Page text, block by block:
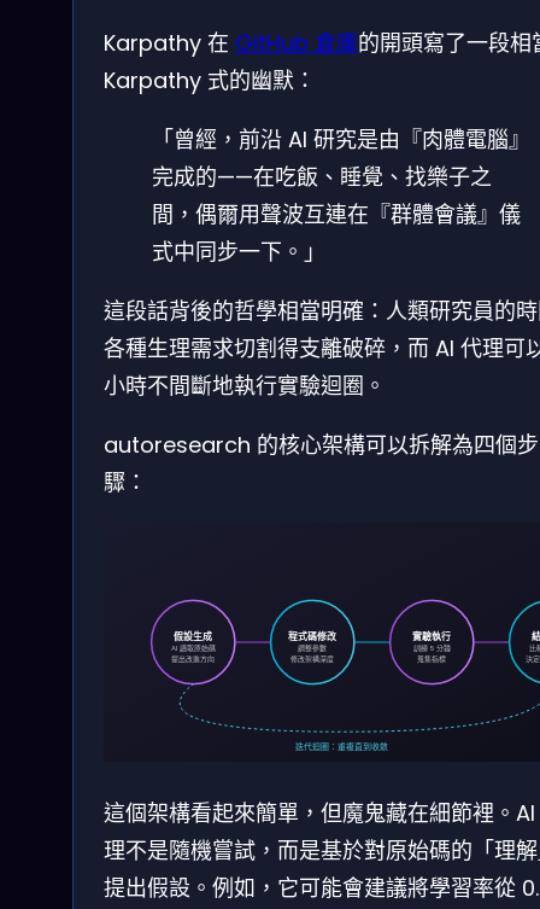
Karpathy 在 GitHub 倉庫的開頭寫了一段相
Karpathy 式的幽默：
「曾經，前沿 AI 研究是由『肉體電腦』
完成的——在吃飯、睡覺、找樂子之
間，偶爾用聲波互連在『群體會議』儀
式中同步一下。」
這段話背後的哲學相當明確：人類研究員的
各種生理需求切割得支離破碎，而 AI 代理可
小時不間斷地執行實驗迴圈。
autoresearch 的核心架構可以拆解為四個步
驟：
假設生成
AI 讀取原始碼
提出改進方向
程式碼修改
調整參數
修改架構深度
實驗執行
訓練 5 分鐘
蒐集指標
比
決
迭代迴圈：重複直到收斂
這個架構看起來簡單，但魔鬼藏在細節裡。
理不是隨機嘗試，而是基於對原始碼的「理
提出假設。例如，它可能會建議將學習率從